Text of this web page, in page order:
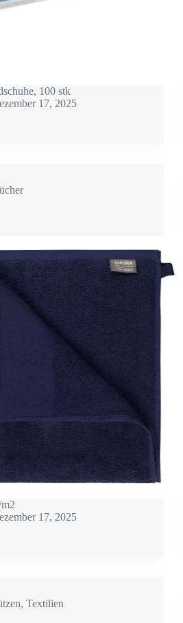
100 stk
17, 2025
17, 2025
,Textilien